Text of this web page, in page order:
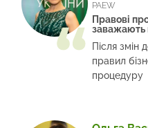
PAEW
Правові
заважають
Після змін
правил
процедуру